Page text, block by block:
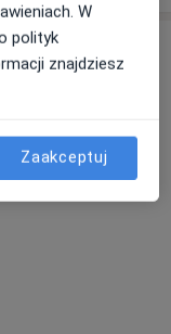
W
polityk
znajdziesz
Zaakceptuj